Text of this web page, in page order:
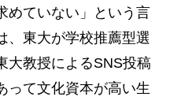
ていない」という言
、東大が学校推薦型選
大教授によるSNS投稿
って文化資本が高い生